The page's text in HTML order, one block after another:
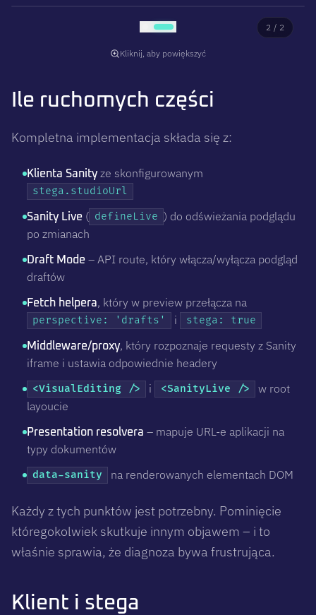
1 / 2
Kliknij, aby powiększyć
Ile ruchomych części
Kompletna implementacja składa się z:
Klienta Sanity ze skonfigurowanym
stega.studioUrl
Sanity Live ( defineLive ) do odświeżania podglądu
po zmianach
Draft Mode – API route, który włącza/wyłącza podgląd
draftów
Fetch helpera, który w preview przełącza na
perspective: 'drafts' i stega: true
Middleware/proxy, który rozpoznaje requesty z Sanity
iframe i ustawia odpowiednie headery
<VisualEditing /> i <SanityLive />
w root
layoucie
Presentation resolvera – mapuje URL-e aplikacji na
typy dokumentów
data-sanity na renderowanych elementach DOM
Każdy z tych punktów jest potrzebny. Pominięcie
któregokolwiek skutkuje innym objawem – i to
właśnie sprawia, że diagnoza bywa frustrująca.
Klient i stega